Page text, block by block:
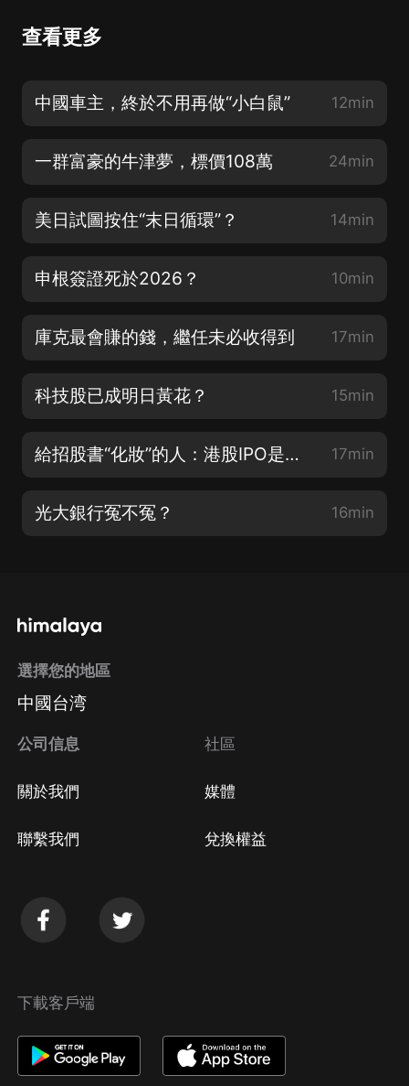
費德里吉也在活動上直接給出了答案，在中國大陸，Siri
部模型借力 00:04:20 Siri被重做 00:07:28 隱私問題，私
查看更多
中國車主，終於不用再做“小白鼠” 12min
一群富豪的牛津夢，標價108萬 24min
美日試圖按住“末日循環”？ 14min
申根簽證死於2026？ 10min
庫克最會賺的錢，繼任未必收得到 17min
科技股已成明日黃花？ 15min
給招股書“化妝”的人：港股IPO是如何注水的 17min
光大銀行冤不冤？ 16min
選擇您的地區
中國台湾
公司信息
關於我們
聯繫我們
社區
媒體
兌換權益
下載客戶端